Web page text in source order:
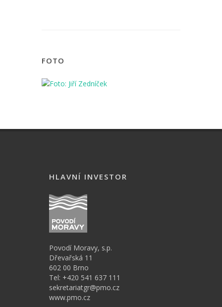
FOTO
HLAVNÍ INVESTOR
Povodí Moravy, s.p.
Dřevařská 11
602 00 Brno
Tel: +420 541 637 111
sekretariatgr@pmo.cz
www.pmo.cz